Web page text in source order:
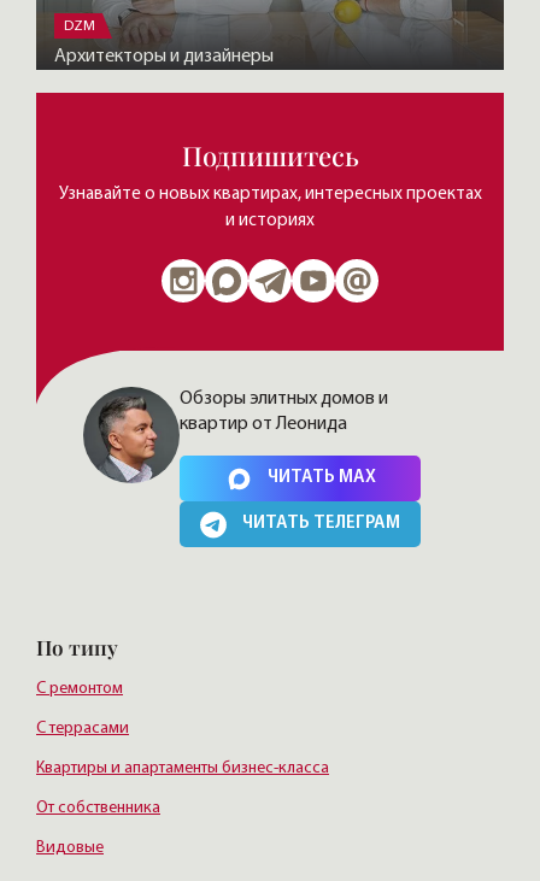
DZM
Архитекторы и дизайнеры
Подпишитесь
Узнавайте о новых квартирах, интересных проектах
и историях
Нажимая на кнопку, Вы соглашаетесь cполитикой сайта
Обзоры элитных домов и
квартир от Леонида
ЧИТАТЬ MAX
ЧИТАТЬ ТЕЛЕГРАМ
По типу
С ремонтом
С террасами
Квартиры и апартаменты бизнес-класса
От собственника
Видовые